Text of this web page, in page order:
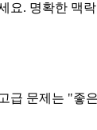
. 명확한 맥
문제는 "